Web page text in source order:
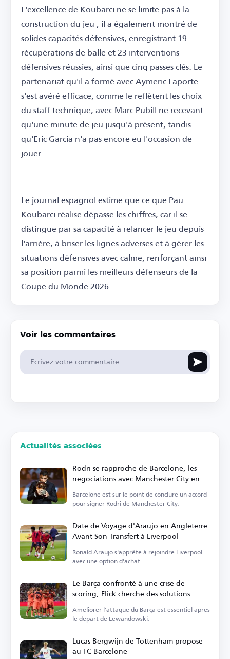
L'excellence de Koubarci ne se limite pas à la
construction du jeu ; il a également montré de
solides capacités défensives, enregistrant 19
récupérations de balle et 23 interventions
défensives réussies, ainsi que cinq passes clés. Le
partenariat qu'il a formé avec Aymeric Laporte
s'est avéré efficace, comme le reflètent les choix
du staff technique, avec Marc Pubill ne recevant
qu'une minute de jeu jusqu'à présent, tandis
qu'Eric Garcia n'a pas encore eu l'occasion de
jouer.
Le journal espagnol estime que ce que Pau
Koubarci réalise dépasse les chiffres, car il se
distingue par sa capacité à relancer le jeu depuis
l'arrière, à briser les lignes adverses et à gérer les
situations défensives avec calme, renforçant ainsi
sa position parmi les meilleurs défenseurs de la
Coupe du Monde 2026.
Voir les commentaires
Actualités associées
Rodri se rapproche de Barcelone, les
négociations avec Manchester City en
phase finale
Barcelone est sur le point de conclure un accord
pour signer Rodri de Manchester City.
Date de Voyage d'Araujo en Angleterre
Avant Son Transfert à Liverpool
Ronald Araujo s'apprête à rejoindre Liverpool
avec une option d'achat.
Le Barça confronté à une crise de
scoring, Flick cherche des solutions
Améliorer l'attaque du Barça est essentiel après
le départ de Lewandowski.
Lucas Bergwijn de Tottenham proposé
au FC Barcelone